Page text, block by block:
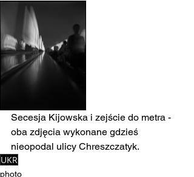
Secesja Kijowska i zejście do metra -
oba zdjęcia wykonane gdzieś
nieopodal ulicy Chreszczatyk.
UKR
photo